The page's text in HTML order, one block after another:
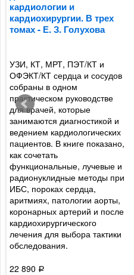
кардиологии и
кардиохирургии. В трех
томах - Е. З. Голухова
УЗИ, КТ, МРТ, ПЭТ/КТ и
ОФЭКТ/КТ сердца и сосудов
собраны в одном
практическом руководстве
для врачей, которые
занимаются диагностикой и
ведением кардиологических
пациентов. В книге показано,
как сочетать
функциональные, лучевые и
радионуклидные методы при
ИБС, пороках сердца,
аритмиях, патологии аорты,
коронарных артерий и после
кардиохирургического
лечения для выбора тактики
обследования.
22 890 Р